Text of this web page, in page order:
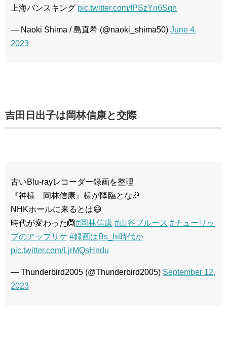
上海バンスキング pic.twitter.com/fPSzYn6Sqn
— Naoki Shima / 島直希 (@naoki_shima50) June 4,
2023
吉田日出子は岡林信康と交際
古いBlu-rayレコーダー録画を整理
『神様 岡林信康』様が降臨とな🎉
NHKホールに来るとは😅
時代が変わった🙆#岡林信康 #山谷ブルース #チューリッ
プのアップリケ #録画はBs_hi時代か
pic.twitter.com/LjrMQsHndu
— Thunderbird2005 (@Thunderbird2005) September 12,
2023